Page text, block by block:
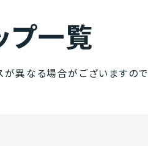
プ一覧
が異なる場合がございますので